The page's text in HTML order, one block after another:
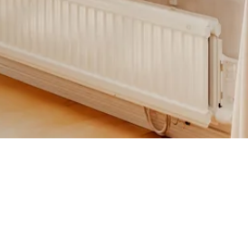
samt wc. Paxfläkt samt
från 1996 som byggdes ihop med
samt ett större rum som kan
på golvet och ljusa väggar, alla